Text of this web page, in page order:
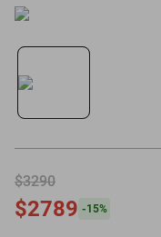
$3290
$2789 -15%
salas
motoneta